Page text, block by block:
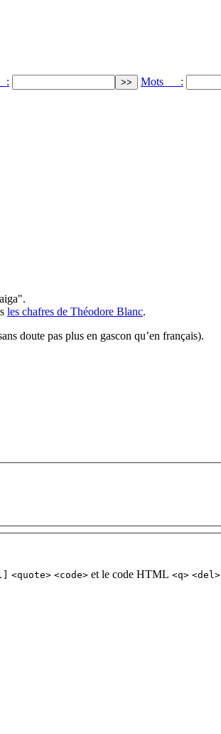
: Mots :
les chafres de Théodore Blanc.
doute pas plus en gascon qu’en français).
<quote> <code> et le code HTML <q> <del>